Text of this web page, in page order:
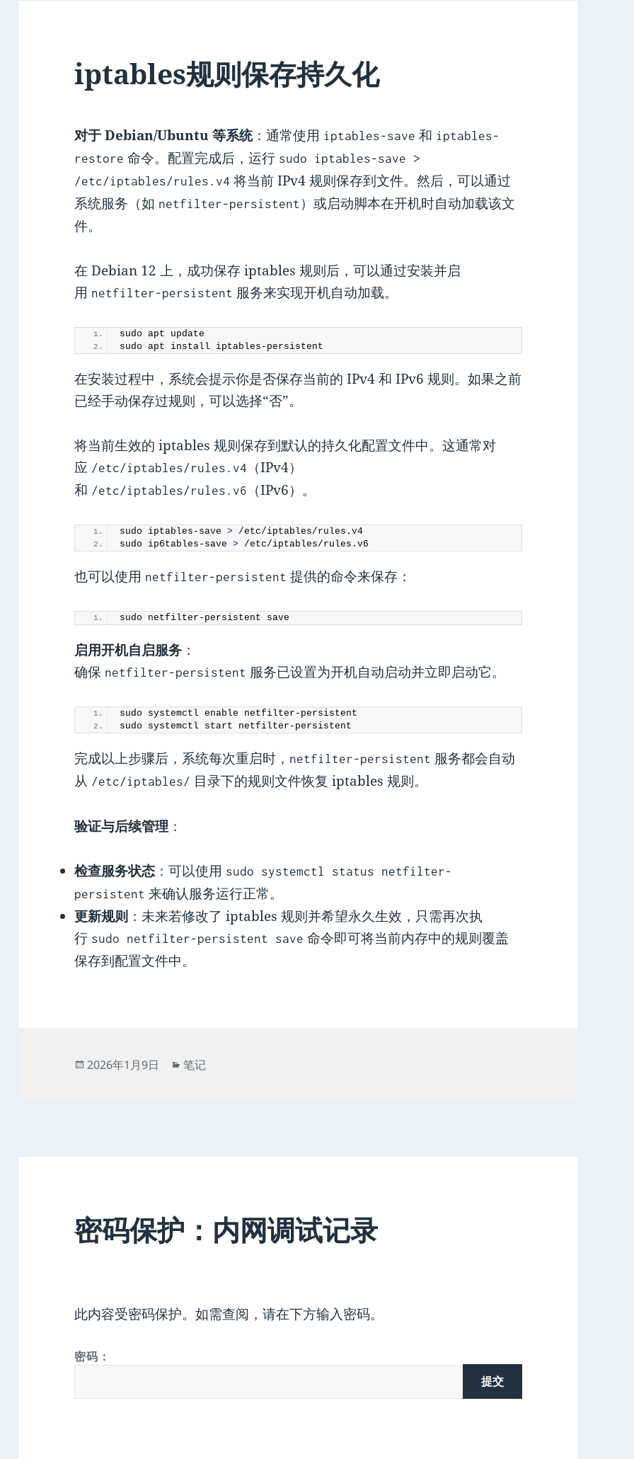
iptables规则保存持久化
对于 Debian/Ubuntu 等系统‌：通常使用 iptables-save 和 iptables-
restore 命令。配置完成后，运行 sudo iptables-save >
/etc/iptables/rules.v4 将当前 IPv4 规则保存到文件。然后，可以通过
系统服务（如 netfilter-persistent ）或启动脚本在开机时自动加载该文
件。
在 Debian 12 上，成功保存 iptables 规则后，可以通过安装并启
用 netfilter-persistent 服务来实现开机自动加载。
sudo apt update
sudo apt install iptables-persistent
在安装过程中，系统会提示你是否保存当前的 IPv4 和 IPv6 规则。如果之前
已经手动保存过规则，可以选择“否”。
将当前生效的 iptables 规则保存到默认的持久化配置文件中。这通常对
应 /etc/iptables/rules.v4
（IPv4）
和 /etc/iptables/rules.v6 （IPv6）。
sudo iptables-save > /etc/iptables/rules.v4
sudo ip6tables-save > /etc/iptables/rules.v6
也可以使用 netfilter-persistent 提供的命令来保存：
sudo netfilter-persistent save
启用开机自启服务 ‌：
确保 netfilter-persistent 服务已设置为开机自动启动并立即启动它。
sudo systemctl enable netfilter-persistent
sudo systemctl start netfilter-persistent
完成以上步骤后，系统每次重启时， netfilter-persistent 服务都会自动
从 /etc/iptables/ 目录下的规则文件恢复 iptables 规则。
验证与后续管理 ‌：
检查服务状态 ‌：可以使用 sudo systemctl status netfilter-
persistent 来确认服务运行正常。
更新规则 ‌：未来若修改了 iptables 规则并希望永久生效，只需再次执
行 sudo netfilter-persistent save 命令即可将当前内存中的规则覆盖
保存到配置文件中。
发
2026年1月9日
分
笔记
密码保护：内网调试记录
此内容受密码保护。如需查阅，请在下方输入密码。
密码：